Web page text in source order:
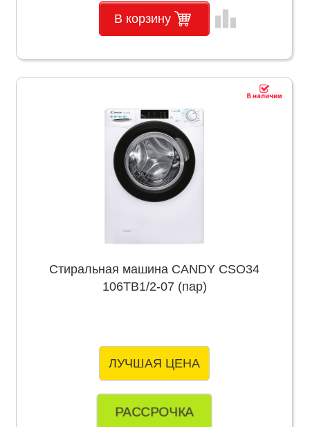
В корзину leaderboard
Стиральная машина CANDY CSO34
106TB1/2-07 (пар)
ЛУЧШАЯ ЦЕНА
РАССРОЧКА